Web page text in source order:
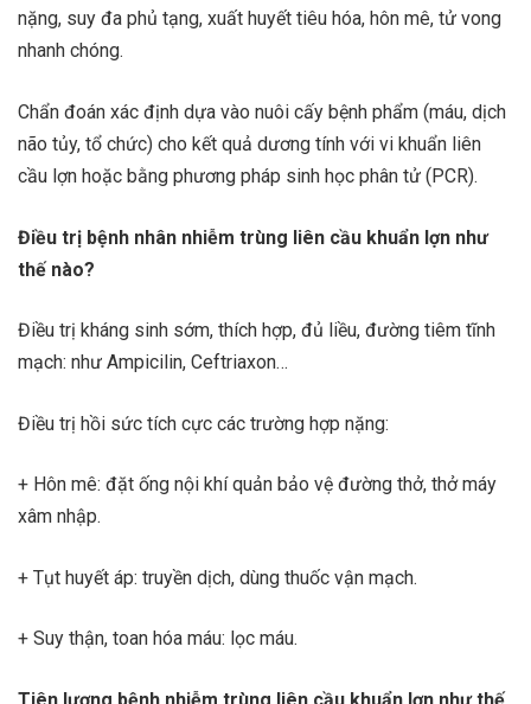
nặng, suy đa phủ tạng, xuất huyết tiêu hóa, hôn mê, tử vong
nhanh chóng.
Chẩn đoán xác định dựa vào nuôi cấy bệnh phẩm (máu, dịch
não tủy, tổ chức) cho kết quả dương tính với vi khuẩn liên
cầu lợn hoặc bằng phương pháp sinh học phân tử (PCR).
Điều trị bệnh nhân nhiễm trùng liên cầu khuẩn lợn như
thế nào?
Điều trị kháng sinh sớm, thích hợp, đủ liều, đường tiêm tĩnh
mạch: như Ampicilin, Ceftriaxon…
Điều trị hồi sức tích cực các trường hợp nặng:
+ Hôn mê: đặt ống nội khí quản bảo vệ đường thở, thở máy
xâm nhập.
+ Tụt huyết áp: truyền dịch, dùng thuốc vận mạch.
+ Suy thận, toan hóa máu: lọc máu.